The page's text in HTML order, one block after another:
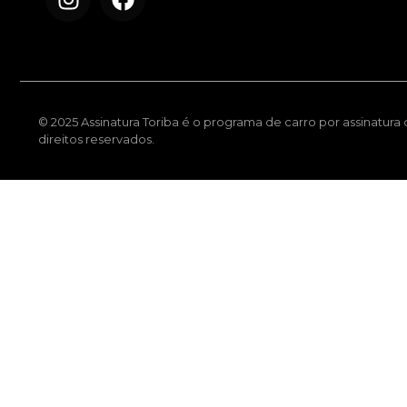
© 2025 Assinatura Toriba é o programa de carro por assinatura
direitos reservados.